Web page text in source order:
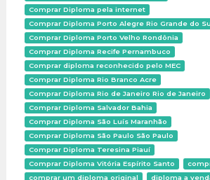
Comprar Diploma pela internet
Comprar Diploma Porto Alegre Rio Grande do
Comprar Diploma Porto Velho Rondônia
Comprar Diploma Recife Pernambuco
Comprar diploma reconhecido pelo MEC
Comprar Diploma Rio Branco Acre
Comprar Diploma Rio de Janeiro Rio de Janeiro
Comprar Diploma Salvador Bahia
Comprar Diploma São Luís Maranhão
Comprar Diploma São Paulo São Paulo
Comprar Diploma Teresina Piauí
Comprar Diploma Vitória Espírito Santo
comprar um diploma original
diploma a